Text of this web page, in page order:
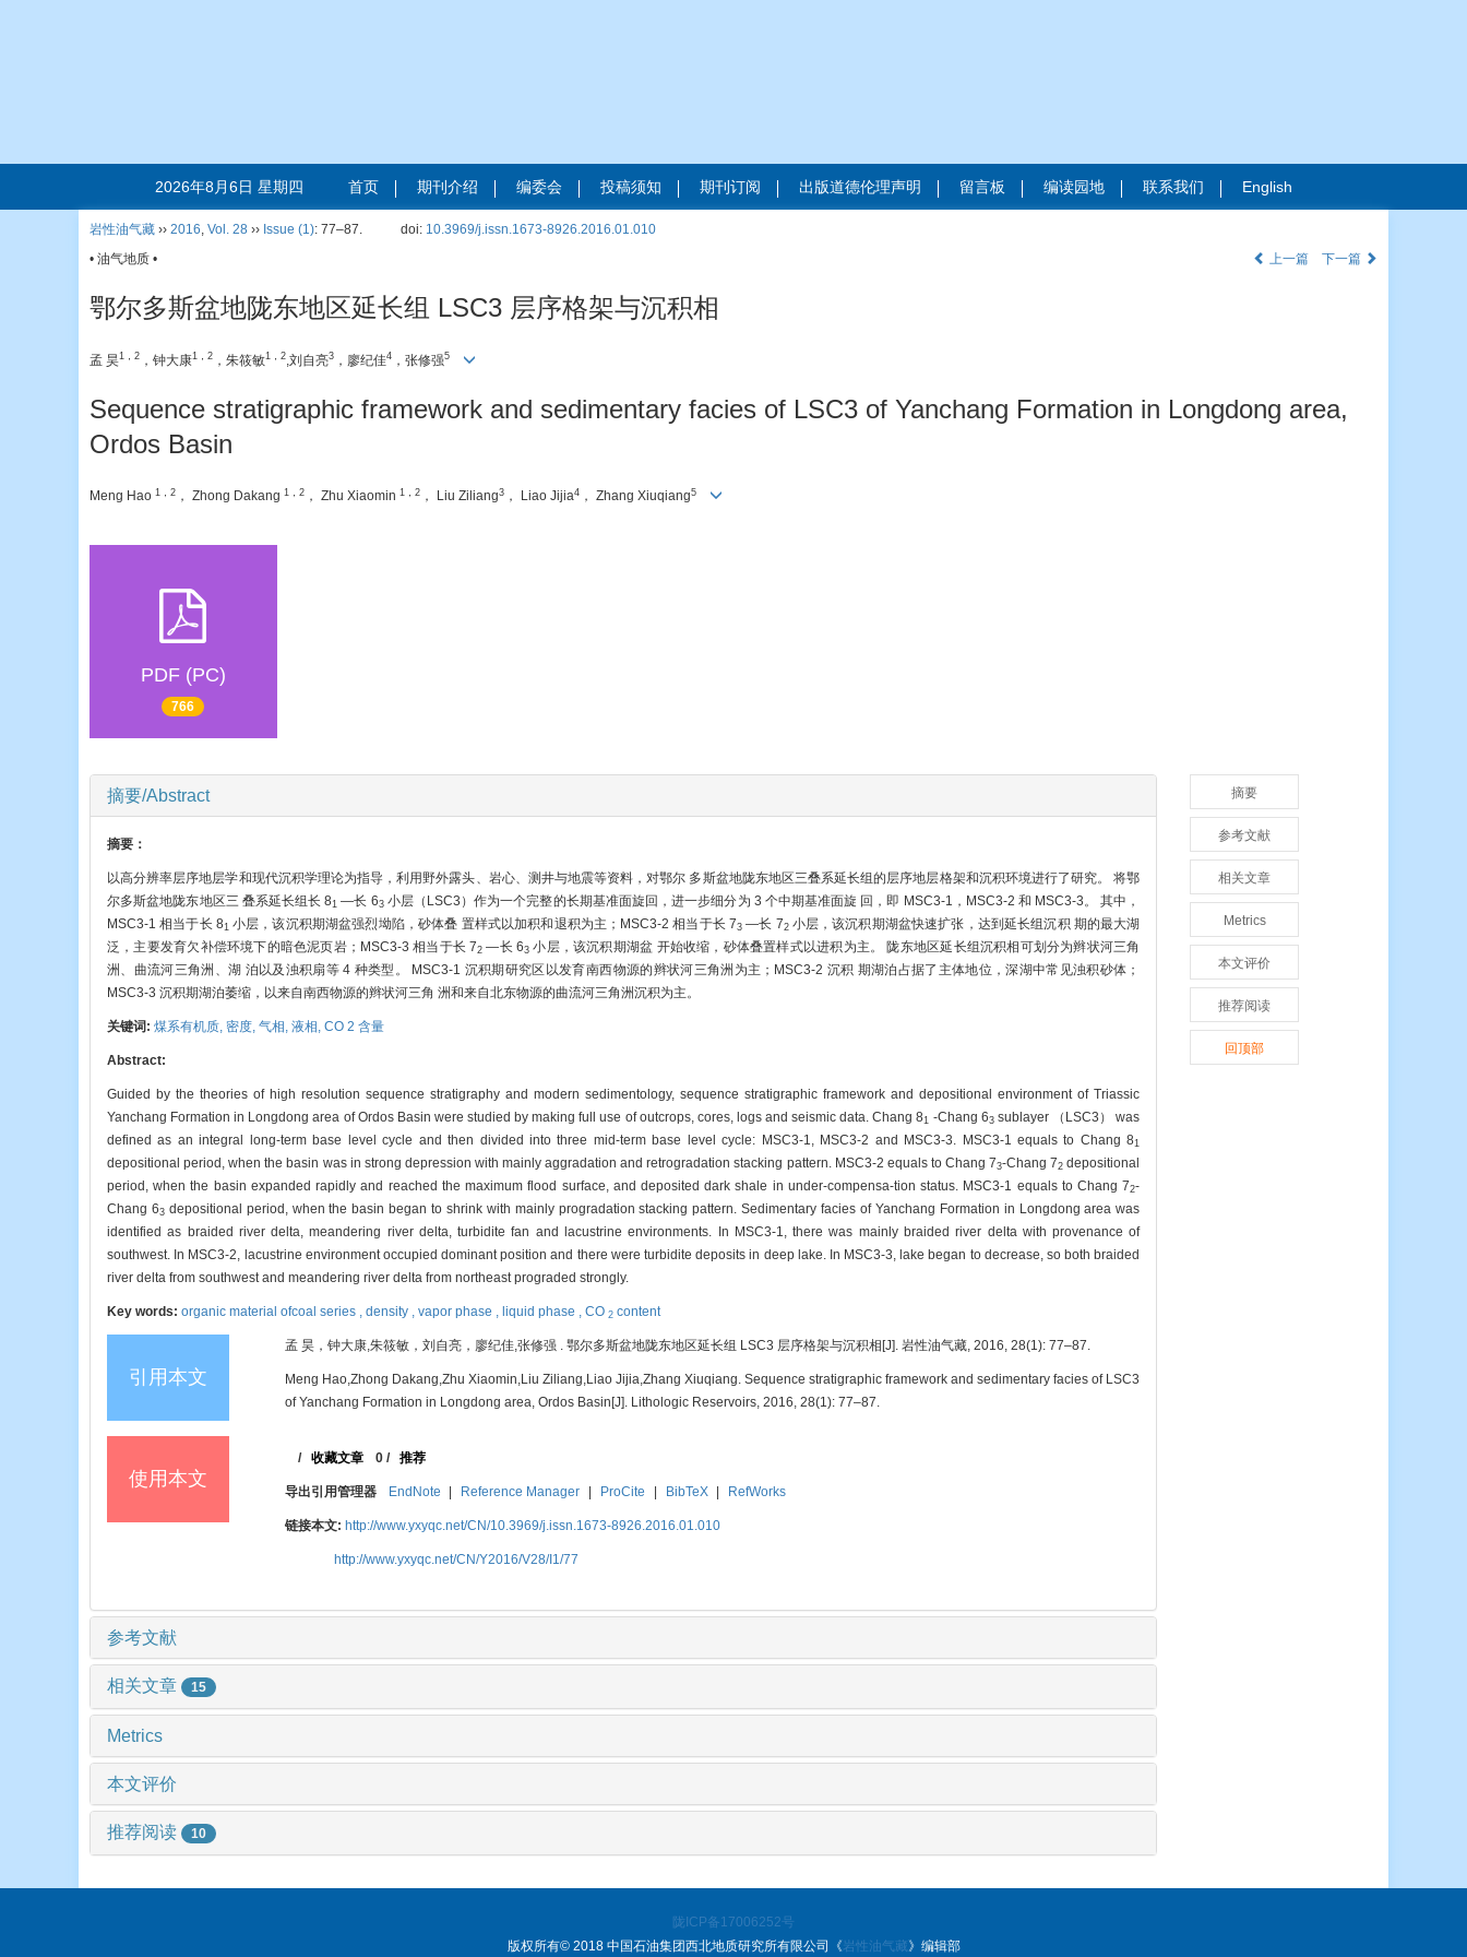
2026年8月6日 星期四 首页 期刊介绍 编委会 投稿须知 期刊订阅 出版道德伦理声明 留言板 编读园地 联系我们 English
岩性油气藏 ›› 2016, Vol. 28 ›› Issue (1): 77–87. doi: 10.3969/j.issn.1673-8926.2016.01.010
• 油气地质 •
上一篇 下一篇
鄂尔多斯盆地陇东地区延长组 LSC3 层序格架与沉积相
孟 昊1，2 ，钟大康1，2 ，朱筱敏1，2 ,刘自亮3 ，廖纪佳4 ，张修强5
Sequence stratigraphic framework and sedimentary facies of LSC3 of Yanchang Formation in Longdong area,
Ordos Basin
Meng Hao 1，2 ， Zhong Dakang 1，2 ， Zhu Xiaomin 1，2 ， Liu Ziliang3 ， Liao Jijia4 ， Zhang Xiuqiang5
PDF (PC)
766
摘要/Abstract
摘要：
以高分辨率层序地层学和现代沉积学理论为指导，利用野外露头、岩心、测井与地震等资料，对鄂尔 多斯盆地陇东地区三叠系延长组的层序地层格架和沉积环境进行了研究。 将鄂
尔多斯盆地陇东地区三 叠系延长组长 81—长 63 小层（LSC3）作为一个完整的长期基准面旋回，进一步细分为 3 个中期基准面旋 回，即 MSC3-1，MSC3-2 和 MSC3-3。 其中，
MSC3-1 相当于长 81小层，该沉积期湖盆强烈坳陷，砂体叠 置样式以加积和退积为主；MSC3-2 相当于长 73—长 72 小层，该沉积期湖盆快速扩张，达到延长组沉积 期的最大湖
泛，主要发育欠补偿环境下的暗色泥页岩；MSC3-3 相当于长 72—长 63小层，该沉积期湖盆 开始收缩，砂体叠置样式以进积为主。 陇东地区延长组沉积相可划分为辫状河三角
洲、曲流河三角洲、湖 泊以及浊积扇等 4 种类型。 MSC3-1 沉积期研究区以发育南西物源的辫状河三角洲为主；MSC3-2 沉积 期湖泊占据了主体地位，深湖中常见浊积砂体；
MSC3-3 沉积期湖泊萎缩，以来自南西物源的辫状河三角 洲和来自北东物源的曲流河三角洲沉积为主。
关键词: 煤系有机质, 密度, 气相, 液相, CO 2 含量
Abstract:
Guided by the theories of high resolution sequence stratigraphy and modern sedimentology, sequence stratigraphic framework and depositional environment of Triassic
Yanchang Formation in Longdong area of Ordos Basin were studied by making full use of outcrops, cores, logs and seismic data. Chang 81 -Chang 63sublayer （LSC3） was
defined as an integral long-term base level cycle and then divided into three mid-term base level cycle: MSC3-1, MSC3-2 and MSC3-3. MSC3-1 equals to Chang 81
depositional period, when the basin was in strong depression with mainly aggradation and retrogradation stacking pattern. MSC3-2 equals to Chang 73-Chang 72 depositional
period, when the basin expanded rapidly and reached the maximum flood surface, and deposited dark shale in under-compensa-tion status. MSC3-1 equals to Chang 72-
Chang 63depositional period, when the basin began to shrink with mainly progradation stacking pattern. Sedimentary facies of Yanchang Formation in Longdong area was
identified as braided river delta, meandering river delta, turbidite fan and lacustrine environments. In MSC3-1, there was mainly braided river delta with provenance of
southwest. In MSC3-2, lacustrine environment occupied dominant position and there were turbidite deposits in deep lake. In MSC3-3, lake began to decrease, so both braided
river delta from southwest and meandering river delta from northeast prograded strongly.
Key words: organic material ofcoal series , density , vapor phase , liquid phase , CO 2 content
引用本文
孟 昊，钟大康,朱筱敏，刘自亮，廖纪佳,张修强 . 鄂尔多斯盆地陇东地区延长组 LSC3 层序格架与沉积相[J]. 岩性油气藏, 2016, 28(1): 77–87.
Meng Hao,Zhong Dakang,Zhu Xiaomin,Liu Ziliang,Liao Jijia,Zhang Xiuqiang. Sequence stratigraphic framework and sedimentary facies of LSC3
of Yanchang Formation in Longdong area, Ordos Basin[J]. Lithologic Reservoirs, 2016, 28(1): 77–87.
使用本文
/ 收藏文章 0/ 推荐
导出引用管理器 EndNote Reference Manager ProCite BibTeX RefWorks
链接本文: http://www.yxyqc.net/CN/10.3969/j.issn.1673-8926.2016.01.010
http://www.yxyqc.net/CN/Y2016/V28/I1/77
参考文献
相关文章 15
Metrics
本文评价
推荐阅读 10
摘要
参考文献
相关文章
Metrics
本文评价
推荐阅读
回顶部
陇ICP备17006252号
版权所有© 2018 中国石油集团西北地质研究所有限公司《岩性油气藏》编辑部